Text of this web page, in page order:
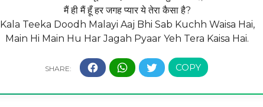
मैं ही मैं हूँ हर जगह प्यार ये तेरा कैसा है?
Kala Teeka Doodh Malayi Aaj Bhi Sab Kuchh Waisa Hai,
Main Hi Main Hu Har Jagah Pyaar Yeh Tera Kaisa Hai.